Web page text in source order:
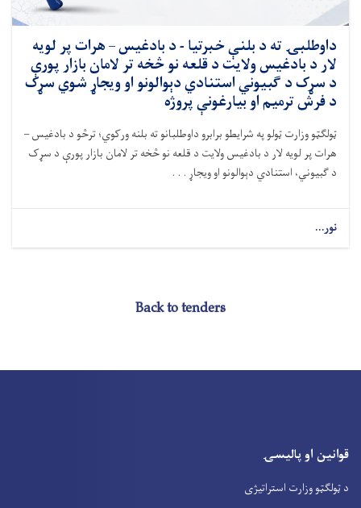
داوطلبۍ ته د بلنې خبرتیا - د بادغیس – هرات پر لویه
لار د بادغیس ولایت د قلعه ‌نو څخه تر لامان بازار پورې
د سړک د ګبیوني استنادي دېوالونو او ویجاړ شوي سړک‌
د فرش ترمیم او بیارغونې پروژه
ټولګټو وزارت ټولو په شرایطو برابرو داوطلبانو ته بلنه ورکوي؛ ترڅود بادغیس –
هرات پر لویه لار د بادغیس ولایت د قلعه ‌نو څخه تر لامان بازار پورې د سړک
د ګبیوني، استنادي دېوالونو او ویجاړ . . .
نور...
Back to tenders
قوانین او پالیسۍ
د ټولګټو وزارت استراتیژی